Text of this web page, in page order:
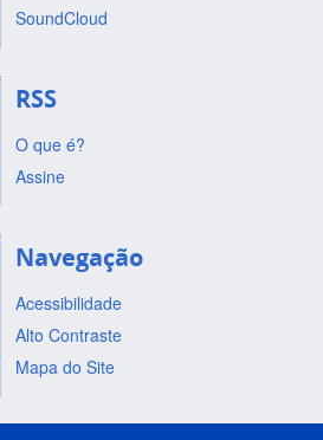
SoundCloud
RSS
O que é?
Assine
Navegação
Acessibilidade
Alto Contraste
Mapa do Site